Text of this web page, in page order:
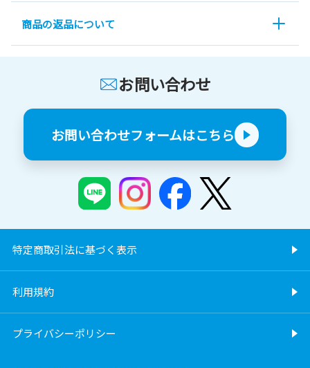
商品の返品について
お問い合わせ
お問い合わせフォームはこちら
特定商取引法に基づく表示
利用規約
プライバシーポリシー